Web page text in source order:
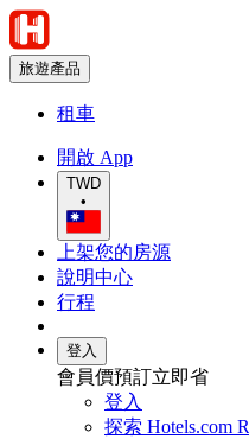
旅遊產品
租車
開啟 App
TWD
•
上架您的房源
說明中心
行程
登入
會員價預訂立即省
登入
探索 Hotels.com